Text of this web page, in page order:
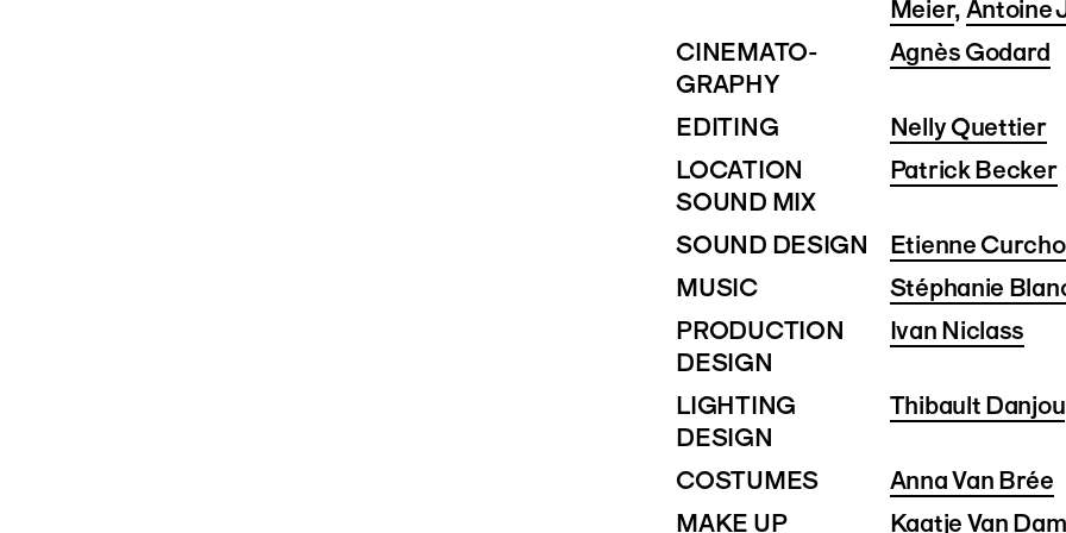
Meier, Antoine
CINEMATO­
GRAPHY
Agnès Godard
EDITING
Nelly Quettier
LOCATION
SOUND MIX
Patrick Becker
SOUND DESIGN
Etienne
MUSIC
Stéphanie
PRODUCTION
DESIGN
Ivan Niclass
LIGHTING
DESIGN
Thibault Danjou
COSTUMES
Anna Van Brée
MAKE UP
Kaatje Van